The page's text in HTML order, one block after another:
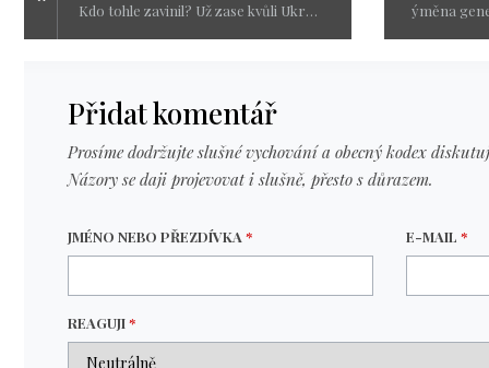
Kdo tohle zavinil? Už zase kvůli Ukrajině musíme něco „zlepšovat“ a „posilovat“? Kdo ji vůbec postavil na první místo před vlastním národem?
Přidat komentář
Prosíme dodržujte slušné vychování a obecný kodex
Názory se daji projevovat i slušně, přesto s důrazem.
JMÉNO NEBO PŘEZDÍVKA* E-MAIL*
REAGUJI*